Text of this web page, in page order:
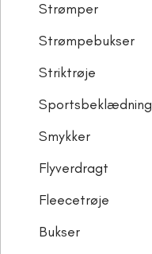
Strømper
Strømpebukser
Striktrøje
Sportsbeklædning
Smykker
Flyverdragt
Fleecetrøje
Bukser